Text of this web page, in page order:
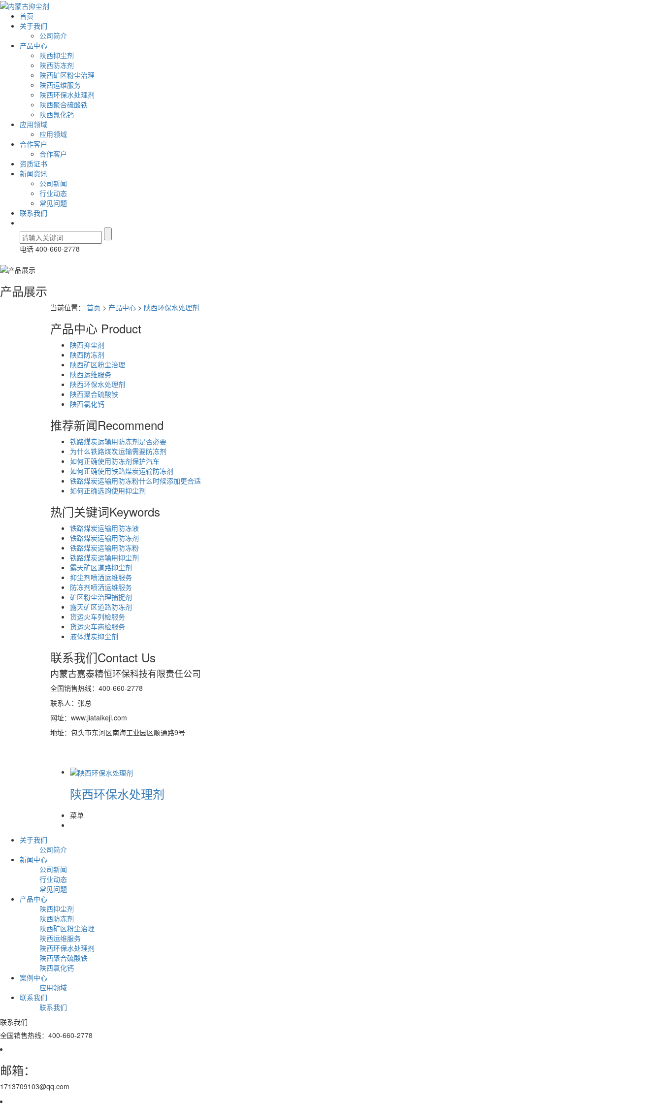
首页
关于我们
公司简介
产品中心
陕西抑尘剂
陕西防冻剂
陕西矿区粉尘治理
陕西运维服务
陕西环保水处理剂
陕西聚合硫酸铁
陕西氯化钙
应用领域
应用领域
合作客户
合作客户
资质证书
新闻资讯
公司新闻
行业动态
常见问题
联系我们
电话 400-660-2778
产品展示
当前位置： 首页 > 产品中心 > 陕西环保水处理剂
产品中心 Product
陕西抑尘剂
陕西防冻剂
陕西矿区粉尘治理
陕西运维服务
陕西环保水处理剂
陕西聚合硫酸铁
陕西氯化钙
推荐新闻Recommend
铁路煤炭运输用防冻剂是否必要
为什么铁路煤炭运输需要防冻剂
如何正确使用防冻剂保护汽车
如何正确使用铁路煤炭运输防冻剂
铁路煤炭运输用防冻粉什么时候添加更合适
如何正确选购使用抑尘剂
热门关键词Keywords
铁路煤炭运输用防冻液
铁路煤炭运输用防冻剂
铁路煤炭运输用防冻粉
铁路煤炭运输用抑尘剂
露天矿区道路抑尘剂
抑尘剂喷洒运维服务
防冻剂喷洒运维服务
矿区粉尘治理捕捉剂
露天矿区道路防冻剂
货运火车列检服务
货运火车商检服务
液体煤炭抑尘剂
联系我们Contact Us
内蒙古嘉泰精恒环保科技有限责任公司
全国销售热线：400-660-2778
联系人：张总
网址：www.jiataikeji.com
地址：包头市东河区南海工业园区顺通路9号
陕西环保水处理剂
菜单
关于我们
公司简介
新闻中心
公司新闻
行业动态
常见问题
产品中心
陕西抑尘剂
陕西防冻剂
陕西矿区粉尘治理
陕西运维服务
陕西环保水处理剂
陕西聚合硫酸铁
陕西氯化钙
案例中心
应用领域
联系我们
联系我们
联系我们
全国销售热线：400-660-2778
邮箱：
1713709103@qq.com